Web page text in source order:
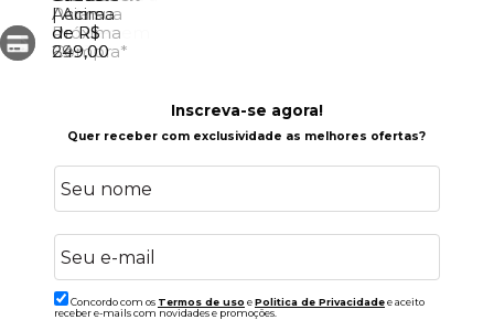
PIX +
Cartões em
até 10x
Para sua
Próxima
Compra*
Acima
de R$
699,00
| Acima
de R$
249,00
Inscreva-se agora!
Quer receber com exclusividade as melhores ofertas?
Concordo com os Termos de uso ePolitica de Privacidadee aceito
receber e-mails com novidades e promoções.